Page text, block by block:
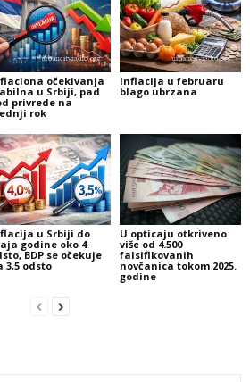
očekivanja
u Srbiji, pad
privrede na
rok
Inflacija u februaru
blago ubrzana
u Srbiji do
godine oko 4
BDP se očekuje
3,5 odsto
U opticaju otkriveno
više od 4.500
falsifikovanih
novčanica tokom 2025.
godine